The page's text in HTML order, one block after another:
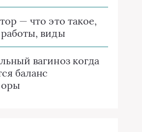
— что это такое,
виды
вагиноз когда
баланс